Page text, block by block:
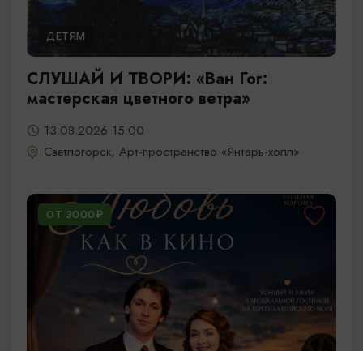
ДЕТЯМ
СЛУШАЙ И ТВОРИ: «Ван Гог:
мастерская цветного ветра»
13.08.2026 15:00
Светлогорск, Арт-пространство «Янтарь-холл»
ОТ 3000₽